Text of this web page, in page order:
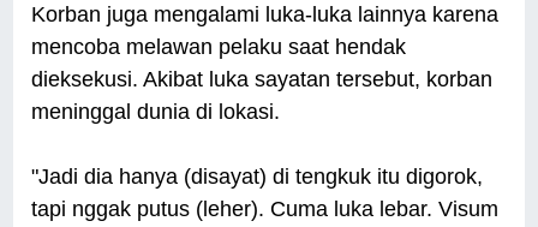
Korban juga mengalami luka-luka lainnya karena
mencoba melawan pelaku saat hendak
dieksekusi. Akibat luka sayatan tersebut, korban
meninggal dunia di lokasi.
"Jadi dia hanya (disayat) di tengkuk itu digorok,
tapi nggak putus (leher). Cuma luka lebar. Visum